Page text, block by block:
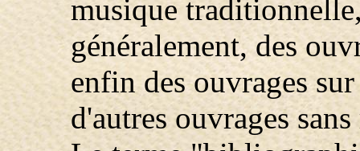
musique
généralement, des
enfin des ouvrages
d'autres ouvrages